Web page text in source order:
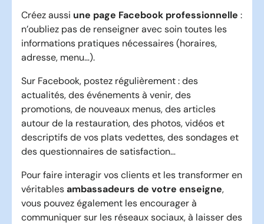
Créez aussi une page Facebook professionnelle :
n’oubliez pas de renseigner avec soin toutes les
informations pratiques nécessaires (horaires,
adresse, menu…).
Sur Facebook, postez régulièrement : des
actualités, des événements à venir, des
promotions, de nouveaux menus, des articles
autour de la restauration, des photos, vidéos et
descriptifs de vos plats vedettes, des sondages et
des questionnaires de satisfaction…
Pour faire interagir vos clients et les transformer en
véritablesambassadeurs de votre enseigne,
vous pouvez également les encourager à
communiquer sur les réseaux sociaux, à laisser des